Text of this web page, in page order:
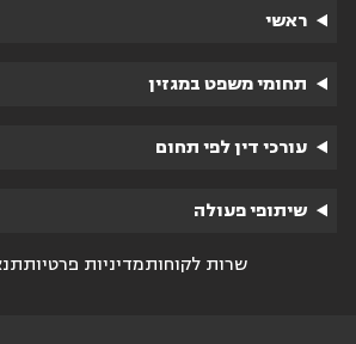
ראשי
תחומי משפט במגזין
עורכי דין לפי תחום
שיתופי פעולה
שרות לקוחותמדיניות פרטיות